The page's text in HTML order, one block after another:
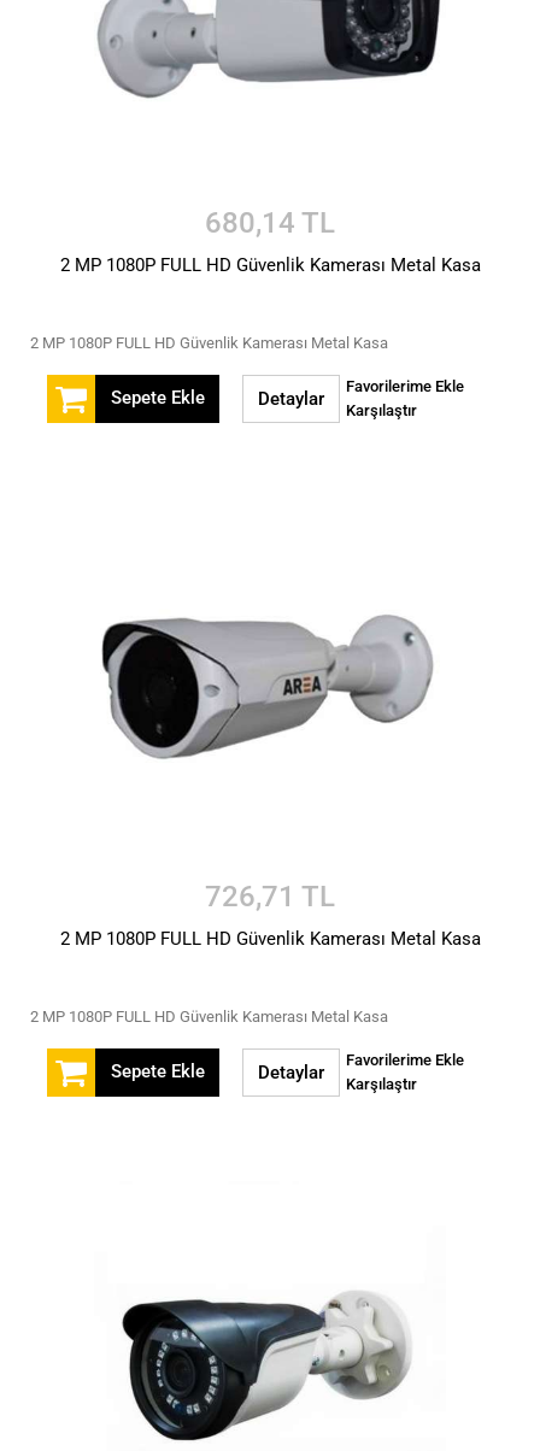
680,14 TL
2 MP 1080P FULL HD Güvenlik Kamerası Metal Kasa
2 MP 1080P FULL HD Güvenlik Kamerası Metal Kasa
Sepete Ekle Detaylar
Favorilerime Ekle
Karşılaştır
726,71 TL
2 MP 1080P FULL HD Güvenlik Kamerası Metal Kasa
2 MP 1080P FULL HD Güvenlik Kamerası Metal Kasa
Sepete Ekle Detaylar
Favorilerime Ekle
Karşılaştır